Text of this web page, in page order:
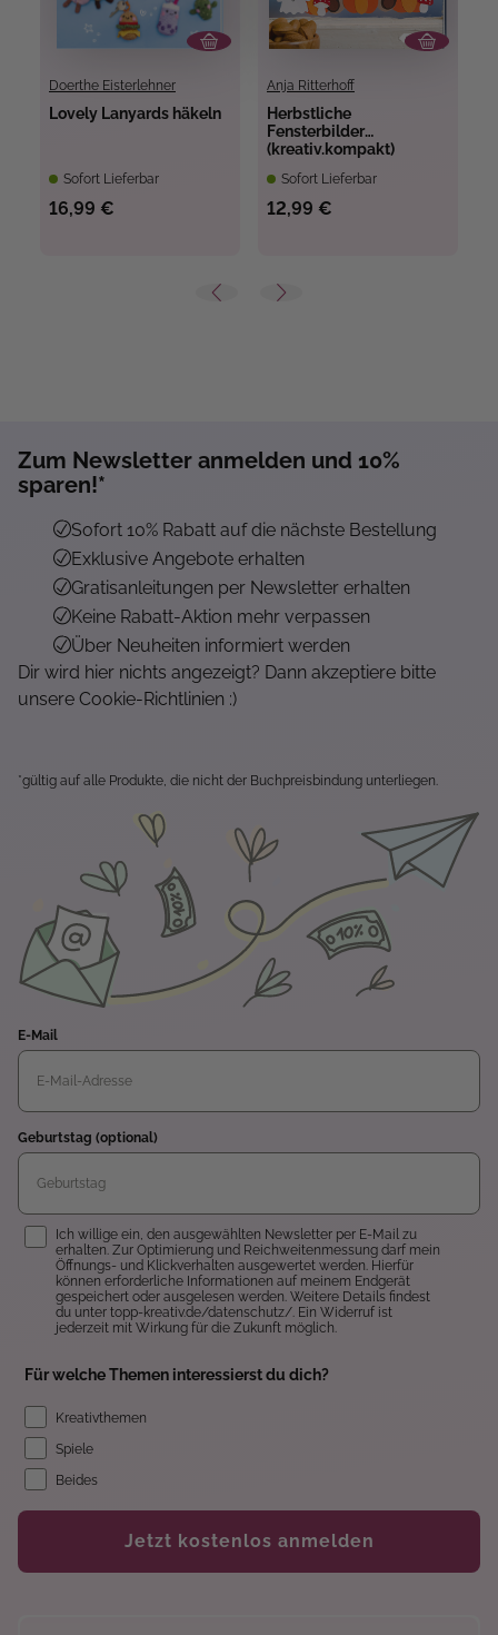
Doerthe Eisterlehner
Lovely Lanyards häkeln
Sofort Lieferbar
16,99 €
Anja Ritterhoff
Herbstliche
Fensterbilder
(kreativ.kompakt)
Sofort Lieferbar
12,99 €
Zum Newsletter anmelden und 10%
sparen!*
Sofort 10% Rabatt auf die nächste Bestellung
Exklusive Angebote erhalten
Gratisanleitungen per Newsletter erhalten
Keine Rabatt-Aktion mehr verpassen
Über Neuheiten informiert werden
Dir wird hier nichts angezeigt? Dann akzeptiere bitte
unsere Cookie-Richtlinien :)
*gültig auf alle Produkte, die nicht der Buchpreisbindung unterliegen.
E-Mail
Geburtstag (optional)
Einwilligung
Ich willige ein, den ausgewählten Newsletter per E-Mail zu
erhalten. Zur Optimierung und Reichweitenmessung darf mein
Öffnungs- und Klickverhalten ausgewertet werden. Hierfür
können erforderliche Informationen auf meinem Endgerät
gespeichert oder ausgelesen werden. Weitere Details findest
du unter topp-kreativ.de/datenschutz/. Ein Widerruf ist
jederzeit mit Wirkung für die Zukunft möglich.
Für welche Themen interessierst du dich?
Kreativthemen
Spiele
Beides
Jetzt kostenlos anmelden